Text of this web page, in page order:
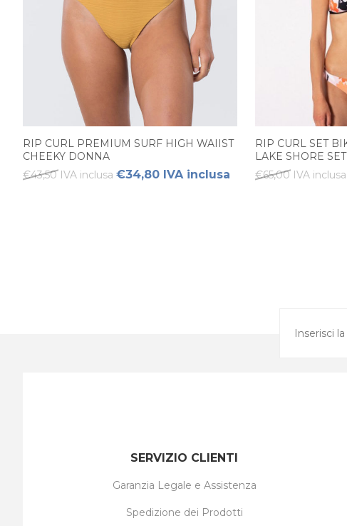
RIP CURL PREMIUM SURF HIGH WAIIST
CHEEKY DONNA
€43,50 IVA inclusa €34,80 IVA inclusa
RIP CURL SET
LAKE SHORE
€65,00 IVA inclusa
SERVIZIO CLIENTI
Garanzia Legale e Assistenza
Spedizione dei Prodotti